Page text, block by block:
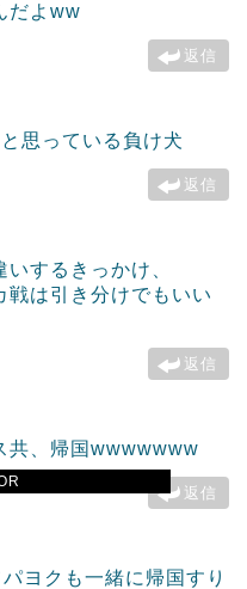
だよww
返信
思っている負け犬
返信
するきっかけ、
戦は引き分けでもいい
返信
共、帰国wwwwwww
返信
ヨクも一緒に帰国すり